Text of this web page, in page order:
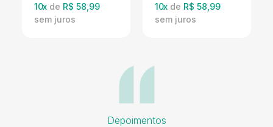
10x de R$ 58,99 10x de R$ 58,99
Depoimentos